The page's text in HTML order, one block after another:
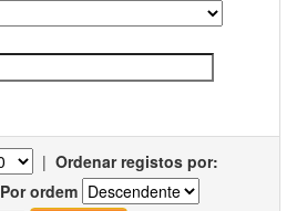
| Ordenar registos por:
Por ordem